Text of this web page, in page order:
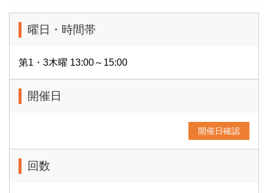
曜日・時間帯
第1・3木曜 13:00～15:00
開催日
開催日確認
回数